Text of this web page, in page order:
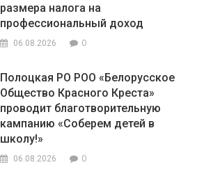
размера налога на
профессиональный доход
06.08.2026 0
Полоцкая РО РОО «Белорусское
Общество Красного Креста»
проводит благотворительную
кампанию «Соберем детей в
школу!»
06.08.2026 0